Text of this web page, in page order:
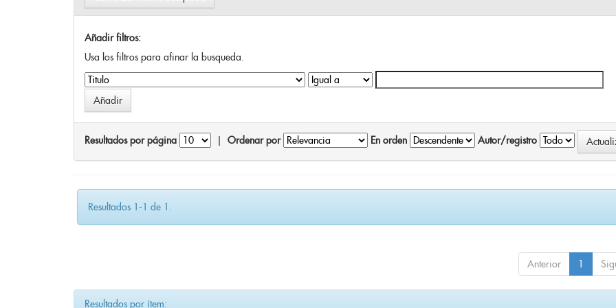
Añadir filtros:
Usa los filtros para afinar la busqueda.
Resultados por página Ordenar por En orden Autor/registro
Resultados 1-1 de 1.
Anterior 1
Resultados por ítem: